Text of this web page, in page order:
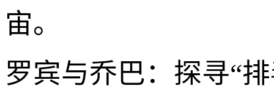
宙。
罗宾与乔巴：探寻“